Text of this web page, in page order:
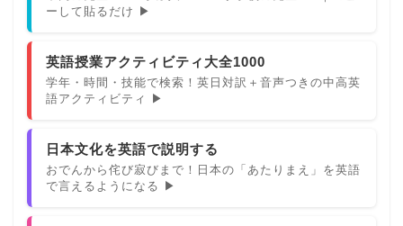
ーして貼るだけ ▶
英語授業アクティビティ大全1000
学年・時間・技能で検索！英日対訳＋音声つきの中高英
語アクティビティ ▶
日本文化を英語で説明する
おでんから侘び寂びまで！日本の「あたりまえ」を英語
で言えるようになる ▶